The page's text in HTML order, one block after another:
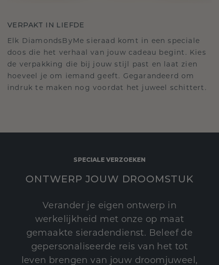
VERPAKT IN LIEFDE
Elk DiamondsByMe sieraad komt in een speciale
doos die het verhaal van jouw cadeau begint. Kies
de verpakking die bij jouw stijl past en laat zien
hoeveel je om iemand geeft. Gegarandeerd om
indruk te maken nog voordat het juweel schittert.
SPECIALE VERZOEKEN
ONTWERP JOUW DROOMSTUK
Verander je eigen ontwerp in
werkelijkheid met onze op maat
gemaakte sieradendienst. Beleef de
gepersonaliseerde reis van het tot
leven brengen van jouw droomjuweel,